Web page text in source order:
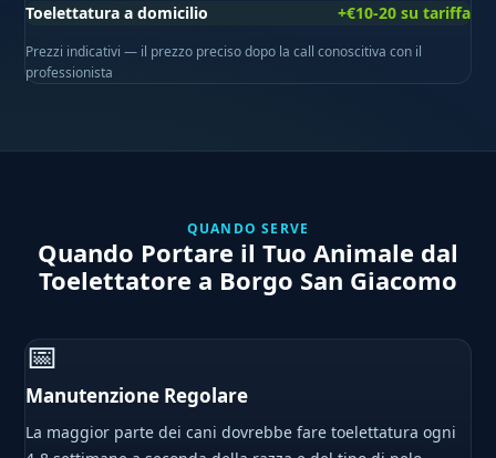
Toelettatura a domicilio
+€10-20 su tariffa
Prezzi indicativi — il prezzo preciso dopo la call conoscitiva con il
professionista
QUANDO SERVE
Quando Portare il Tuo Animale dal
Toelettatore a Borgo San Giacomo
📅
Manutenzione Regolare
La maggior parte dei cani dovrebbe fare toelettatura ogni